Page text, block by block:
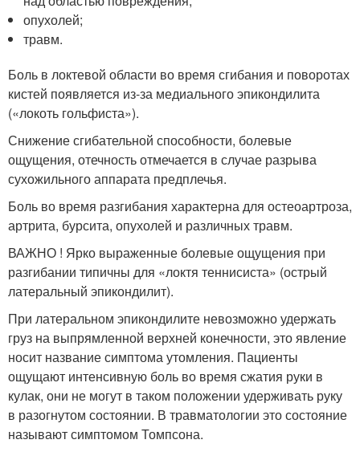
опухолей;
травм.
Боль в локтевой области во время сгибания и поворотах
кистей появляется из-за медиального эпикондилита
(«локоть гольфиста»).
Снижение сгибательной способности, болевые
ощущения, отечность отмечается в случае разрыва
сухожильного аппарата предплечья.
Боль во время разгибания характерна для остеоартроза,
артрита, бурсита, опухолей и различных травм.
ВАЖНО ! Ярко выраженные болевые ощущения при
разгибании типичны для «локтя теннисиста» (острый
латеральный эпикондилит).
При латеральном эпикондилите невозможно удержать
груз на выпрямленной верхней конечности, это явление
носит название симптома утомления. Пациенты
ощущают интенсивную боль во время сжатия руки в
кулак, они не могут в таком положении удерживать руку
в разогнутом состоянии. В травматологии это состояние
называют симптомом Томпсона.